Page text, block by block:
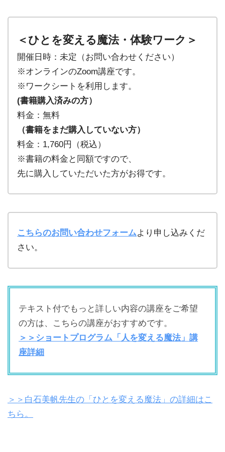
＜ひとを変える魔法・体験ワーク＞
開催日時：未定（お問い合わせください）
※オンラインのZoom講座です。
※ワークシートを利用します。
(書籍購入済みの方）
料金：無料
（書籍をまだ購入していない方）
料金：1,760円（税込）
※書籍の料金と同額ですので、
先に購入していただいた方がお得です。
こちらのお問い合わせフォームより申し込みくだ
さい。
テキスト付でもっと詳しい内容の講座をご希望
の方は、こちらの講座がおすすめです。
＞＞ショートプログラム「人を変える魔法」講
座詳細
＞＞白石美帆先生の「ひとを変える魔法」の詳細はこ
ちら。